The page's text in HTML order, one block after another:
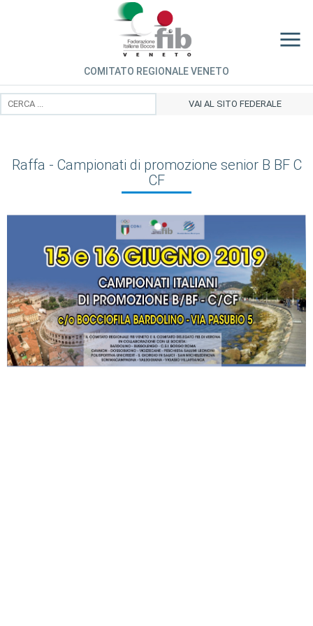
COMITATO REGIONALE VENETO
VAI AL SITO FEDERALE
Raffa - Campionati di promozione senior B BF C
CF